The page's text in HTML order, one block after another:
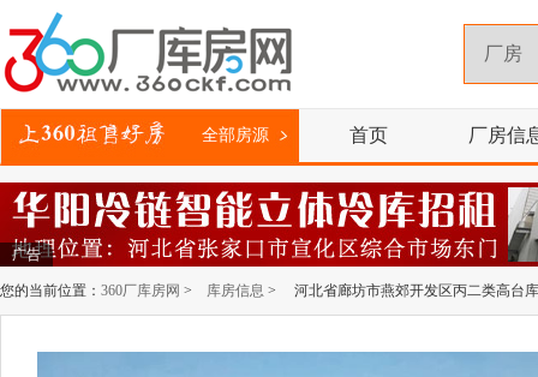
全部房源 首页 厂房信
广告
您的当前位置： 360厂库房网 > 库房信息 > 河北省廊坊市燕郊开发区丙二类高台